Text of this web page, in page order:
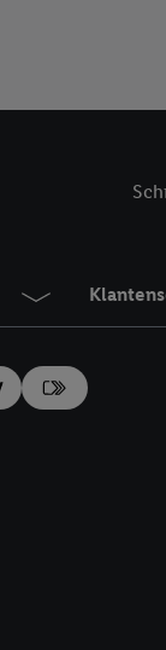
kunt u
te klikken, kunt
klikken, stemt u in